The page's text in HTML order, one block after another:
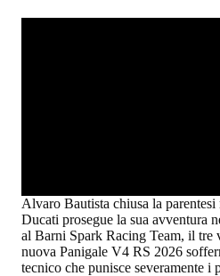
Alvaro Bautista chiusa la
Ducati prosegue la sua avventura
al Barni Spark Racing Team, il tre
nuova Panigale V4 RS 2026
tecnico che punisce severamente i